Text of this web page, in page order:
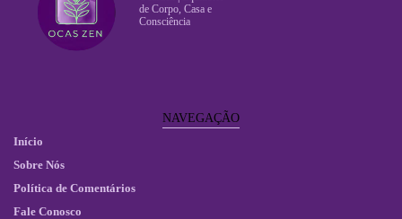
de Corpo, Casa e
Consciência
NAVEGAÇÃO
Início
Sobre Nós
Política de Comentários
Fale Conosco